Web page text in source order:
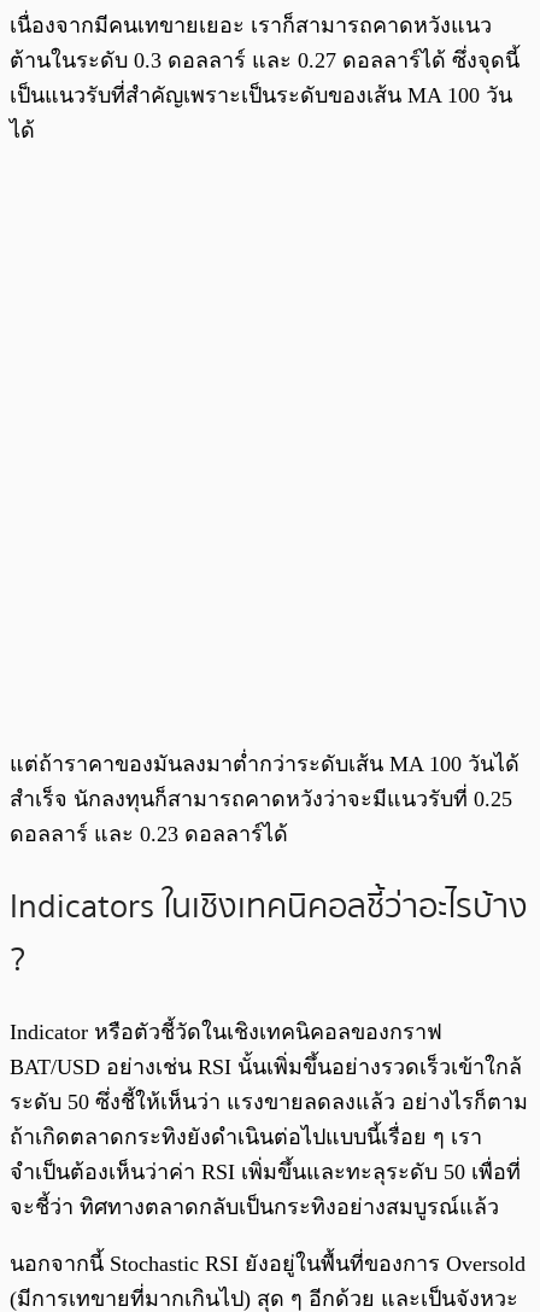
เนื่องจากมีคนเทขายเยอะ เราก็สามารถคาดหวังแนว
ต้านในระดับ 0.3 ดอลลาร์ และ 0.27 ดอลลาร์ได้ ซึ่งจุดนี้
เป็นแนวรับที่สำคัญเพราะเป็นระดับของเส้น MA 100 วัน
ได้
แต่ถ้าราคาของมันลงมาต่ำกว่าระดับเส้น MA 100 วันได้
สำเร็จ นักลงทุนก็สามารถคาดหวังว่าจะมีแนวรับที่ 0.25
ดอลลาร์ และ 0.23 ดอลลาร์ได้
Indicators ในเชิงเทคนิคอลชี้ว่าอะไรบ้าง
?
Indicator หรือตัวชี้วัดในเชิงเทคนิคอลของกราฟ
BAT/USD อย่างเช่น RSI นั้นเพิ่มขึ้นอย่างรวดเร็วเข้าใกล้
ระดับ 50 ซึ่งชี้ให้เห็นว่า แรงขายลดลงแล้ว อย่างไรก็ตาม
ถ้าเกิดตลาดกระทิงยังดำเนินต่อไปแบบนี้เรื่อย ๆ เรา
จำเป็นต้องเห็นว่าค่า RSI เพิ่มขึ้นและทะลุระดับ 50 เพื่อที่
จะชี้ว่า ทิศทางตลาดกลับเป็นกระทิงอย่างสมบูรณ์แล้ว
นอกจากนี้ Stochastic RSI ยังอยู่ในพื้นที่ของการ Oversold
(มีการเทขายที่มากเกินไป) สุด ๆ อีกด้วย และเป็นจังหวะ